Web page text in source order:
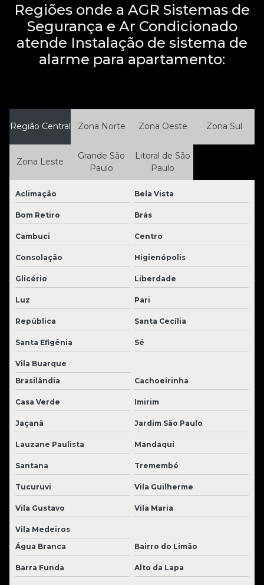
Regiões onde a AGR Sistemas de
Segurança e Ar Condicionado
atende Instalação de sistema de
alarme para apartamento:
Região Central Zona Norte Zona Oeste Zona Sul
Zona Leste
Grande São
Paulo
Litoral de São
Paulo
Aclimação Bela Vista
Bom Retiro Brás
Cambuci Centro
Consolação Higienópolis
Glicério Liberdade
Luz Pari
República Santa Cecília
Santa Efigênia Sé
Vila Buarque
Brasilândia
Cachoeirinha
Casa Verde Imirim
Jaçanã Jardim São Paulo
Lauzane Paulista Mandaqui
Santana Tremembé
Tucuruvi Vila Guilherme
Vila Gustavo Vila Maria
Vila Medeiros
Água Branca
Bairro do Limão
Barra Funda Alto da Lapa